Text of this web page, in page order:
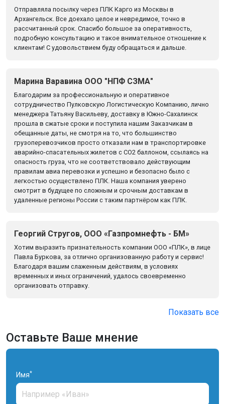
Отправляла посылку через ПЛК Карго из Москвы в
Архангельск. Все доехало целое и невредимое, точно в
рассчитанный срок. Спасибо большое за оперативность,
подробную консультацию и такое внимательное отношение к
клиентам! С удовольствием буду обращаться и дальше.
Марина Варавина ООО "НПФ СЗМА"
Благодарим за профессиональную и оперативное
сотрудничество Пулковскую Логистическую Компанию, лично
менеджера Татьяну Васильеву, доставку в Южно-Сахалинск
прошла в сжатые сроки и поступила нашим Заказчикам в
обещанные даты, не смотря на то, что большинство
грузоперевозчиков просто отказали нам в транспортировке
аварийно-спасательных жилетов с CO2 баллоном, ссылаясь на
опасность груза, что не соответствовало действующим
правилам авиа перевозки и успешно и безопасно было с
легкостью осуществлено ПЛК. Наша компания уверено
смотрит в будущее по сложным и срочным доставкам в
удаленные регионы России с таким партнёром как ПЛК.
Георгий Стругов, ООО «Газпромнефть - БМ»
Хотим выразить признательность компании ООО «ПЛК», в лице
Павла Буркова, за отлично организованную работу и сервис!
Благодаря вашим слаженным действиям, в условиях
временных и иных ограничений, удалось своевременно
организовать отправку.
Показать все
Оставьте Ваше мнение
Имя*